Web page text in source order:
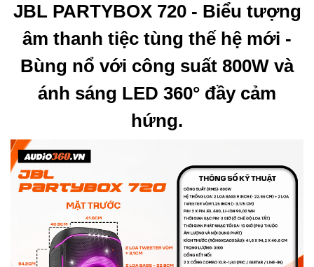
JBL PARTYBOX 720 - Biểu tượng
âm thanh tiệc tùng thế hệ mới -
Bùng nổ với công suất 800W và
ánh sáng LED 360° đầy cảm
hứng.